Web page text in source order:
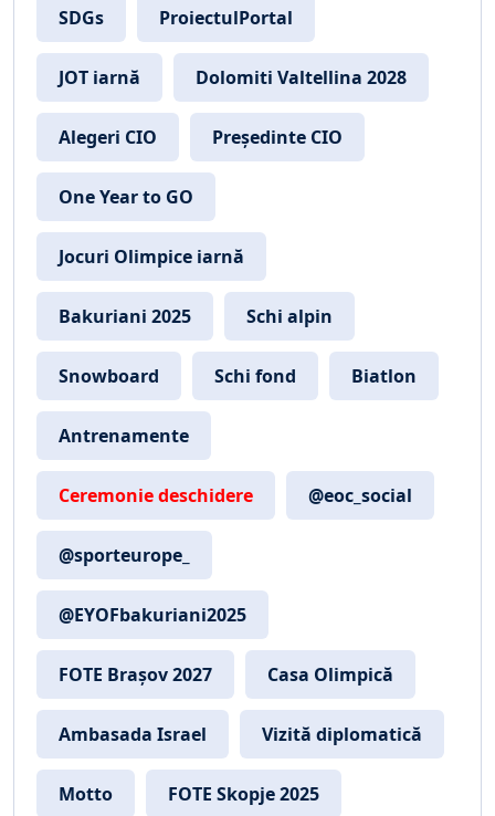
SDGs ProiectulPortal
JOT iarnă Dolomiti Valtellina 2028
Alegeri CIO Președinte CIO
One Year to GO
Jocuri Olimpice iarnă
Bakuriani 2025 Schi alpin
Snowboard Schi fond Biatlon
Antrenamente
Ceremonie deschidere @eoc_social
@sporteurope_
@EYOFbakuriani2025
FOTE Brașov 2027 Casa Olimpică
Ambasada Israel Vizită diplomatică
Motto FOTE Skopje 2025